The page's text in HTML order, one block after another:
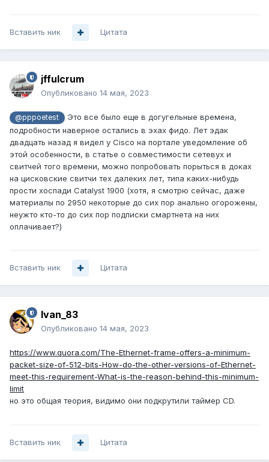
Вставить ник Цитата
jffulcrum
Опубликовано 14 мая, 2023
@pppoetest
Это все было еще в догугельные времена,
подробности наверное остались в эхах фидо. Лет эдак
двадцать назад я видел у Cisco на портале уведомление об
этой особенности, в статье о совместимости сетевух и
свитчей того времени, можно попробовать порыться в доках
на цисковские свитчи тех далеких лет, типа каких-нибудь
прости хоспади Catalyst 1900 (хотя, я смотрю сейчас, даже
материалы по 2950 некоторые до сих пор анально огорожены,
неужто кто-то до сих пор подписки смартнета на них
оплачивает?)
Вставить ник Цитата
Ivan_83
Опубликовано 14 мая, 2023
https://www.quora.com/The-Ethernet-frame-offers-a-minimum-
packet-size-of-512-bits-How-do-the-other-versions-of-Ethernet-
meet-this-requirement-What-is-the-reason-behind-this-minimum-
limit
но это общая теория, видимо они подкрутили таймер CD.
Вставить ник Цитата